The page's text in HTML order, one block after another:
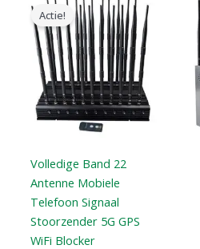
Actie!
Volledige Band 22
Antenne Mobiele
Telefoon Signaal
Stoorzender 5G GPS
WiFi Blocker
prijs
was:
$1,519.00.
prijs
is:
$789.88.